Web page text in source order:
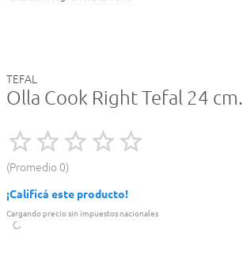
TEFAL
Olla Cook Right Tefal 24 cm.
Promedio 0
¡Calificá este producto!
Cargando precio sin impuestos nacionales